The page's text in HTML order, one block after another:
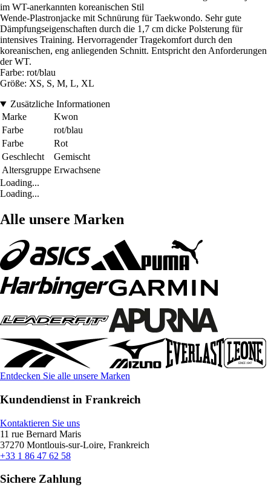
im WT-anerkannten koreanischen Stil
Wende-Plastronjacke mit Schnürung für Taekwondo. Sehr gute
Dämpfungseigenschaften durch die 1,7 cm dicke Polsterung für
intensives Training. Hervorragender Tragekomfort durch den
koreanischen, eng anliegenden Schnitt. Entspricht den Anforderungen
der WT.
Farbe: rot/blau
Größe: XS, S, M, L, XL
Zusätzliche Informationen
Marke
Kwon
Farbe
rot/blau
Farbe
Rot
Geschlecht
Gemischt
Altersgruppe Erwachsene
Loading...
Loading...
Alle unsere Marken
Entdecken Sie alle unsere Marken
Kundendienst in Frankreich
Kontaktieren Sie uns
11 rue Bernard Maris
37270 Montlouis-sur-Loire, Frankreich
+33 1 86 47 62 58
Sichere Zahlung